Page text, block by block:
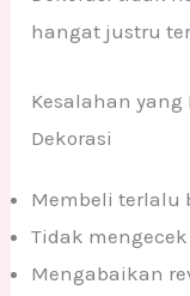
hangat justru
Kesalahan
Dekorasi
Membeli terlalu
Tidak
Mengabaikan